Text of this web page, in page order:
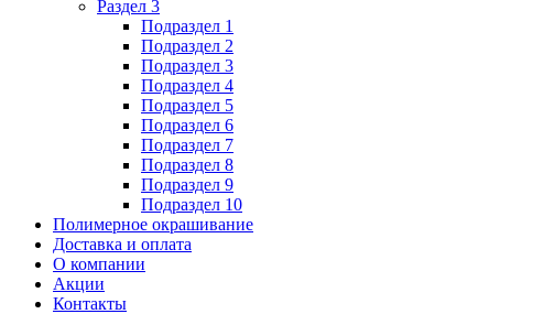
Раздел 3
Подраздел 1
Подраздел 2
Подраздел 3
Подраздел 4
Подраздел 5
Подраздел 6
Подраздел 7
Подраздел 8
Подраздел 9
Подраздел 10
Полимерное окрашивание
Доставка и оплата
О компании
Акции
Контакты